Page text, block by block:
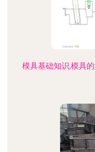
模具基础知识,模具